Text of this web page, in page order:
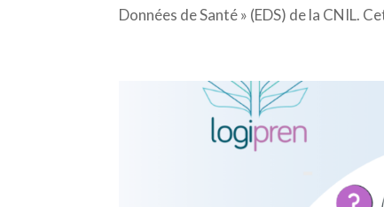
Données de Santé » (EDS) de la CNIL.